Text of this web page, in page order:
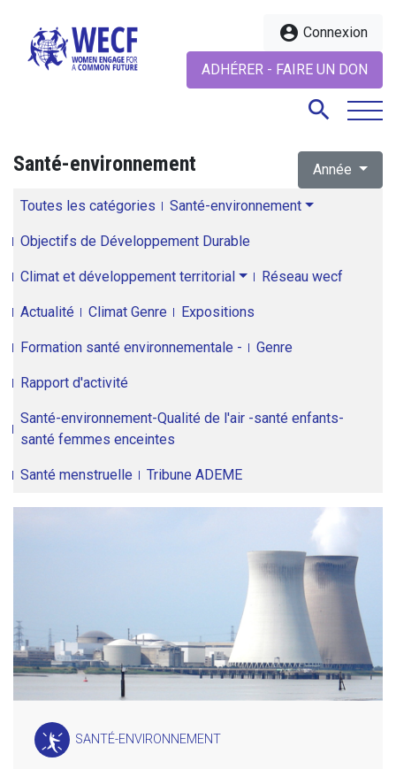
account_circle Connexion
ADHÉRER - FAIRE UN DON
search
Santé-environnement Année
Toutes les catégories Santé-environnement
Objectifs de Développement Durable
Climat et développement territorial Réseau wecf
Actualité Climat Genre Expositions
Formation santé environnementale - Genre
Rapport d'activité
Santé-environnement-Qualité de l'air -santé enfants-
santé femmes enceintes
Santé menstruelle Tribune ADEME
SANTÉ-ENVIRONNEMENT